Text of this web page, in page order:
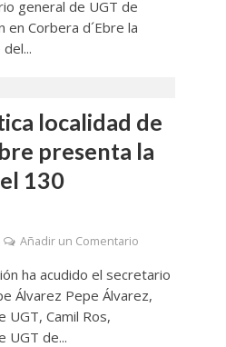
general de UGT de
en Corbera d´Ebre la
localidad de
presenta la
130
Añadir un Comentario
ha acudido el secretario
Álvarez Pepe Álvarez,
Camil Ros,
UGT de...